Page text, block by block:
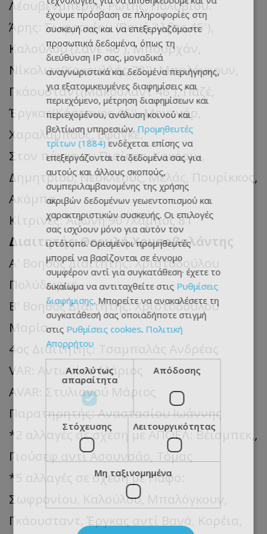
Λέουβενμπεργκ, Ρωτής, Πολυβίου.
Άρης: Σωφρονίου (Βανά Άλβες 46'),
Καλούλου (Σανέ 46'), Μπουρχάν,
Νίκολιτς(Κακουλλής 72'), Μπαλόγκουν,
Γκάουσταντ(Μακόσλαντ 46'), Παζέ,
Έργκας(Κάστανος 46'), Μοντνόρ,
Χαραλάμπους, Εφαγκέ.
Στον πάγκο οι: Πισίηας, Κακόριν,
Δημητρίου, Νεοκλέους, Μελάς, Πουρίκκος,
Ακάμπα.
Κίτρινες: Άδωνη 90'/Χάμπος 81'
Διαιτητής: Θεουλή Χρυσοβαλάντης
Α' Βοηθός Διαιτητής: Χριστοδούλου
Πολύδωρος
Β' Βοηθός Διαιτητής: Χριστοδούλου
Μαρία
4ος Διαιτητής: Τσαμπαλάς Ανδρέας
VAR: Αντωνίου Μάριος
AVAR: Στυλιανού Μάριος
Παρατηρητής: Αναστασίου Ιωάννης
*2 αλλαγές σε σχέση με ΑΠΟΕΛ: Βέισμπεκ,,
Γιούσεφ αντί Ασουνσάο, Τόμας
*5 αλλαγές σε σχέση με Πάφο:
Σωφρονίου, Καλούλου, Μπαλόγκουν,
Γκάουσταντ, Έργκας αντί Βανά, Κορέια,
έχουμε πρόσβαση σε πληροφορίες στη
συσκευή σας και να επεξεργαζόμαστε
προσωπικά δεδομένα, όπως τη
διεύθυνση IP σας, μοναδικά
αναγνωριστικά και δεδομένα περιήγησης,
για εξατομικευμένες διαφημίσεις και
περιεχόμενο, μέτρηση διαφημίσεων και
περιεχομένου, ανάλυση κοινού και
βελτίωση υπηρεσιών.Προμηθευτές
τρίτων (1884) ενδέχεται επίσης να
επεξεργάζονται τα δεδομένα σας για
αυτούς και άλλους σκοπούς,
συμπεριλαμβανομένης της χρήσης
ακριβών δεδομένων γεωεντοπισμού και
χαρακτηριστικών συσκευής. Οι επιλογές
σας ισχύουν μόνο για αυτόν τον
ιστότοπο. Ορισμένοι προμηθευτές
μπορεί να βασίζονται σε έννομο
συμφέρον αντί για συγκατάθεση· έχετε το
δικαίωμα να αντιταχθείτε στις Ρυθμίσεις
διαφήμισης. Μπορείτε να ανακαλέσετε τη
συγκατάθεσή σας οποιαδήποτε στιγμή
στις Ρυθμίσεις cookies. Πολιτική
Απορρήτου
Απολύτως
απαραίτητα
Απόδοσης
Στόχευσης Λειτουργικότητας
Μη ταξινομημένα